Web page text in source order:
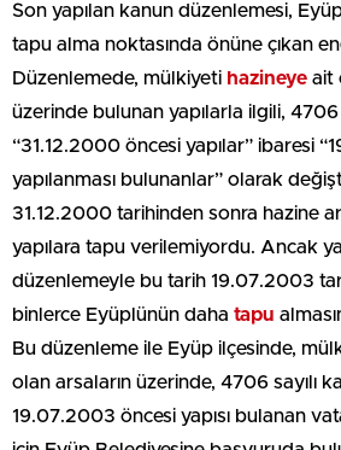
Son yapılan kanun düzenlemesi,
tapu alma noktasında önüne çıkan
Düzenlemede, mülkiyeti hazineye ait
üzerinde bulunan yapılarla ilgili, 4706
“31.12.2000 öncesi yapılar” ibaresi
yapılanması bulunanlar” olarak
31.12.2000 tarihinden sonra hazine
yapılara tapu verilemiyordu. Ancak
düzenlemeyle bu tarih 19.07.2003
binlerce Eyüplünün daha tapu
Bu düzenleme ile Eyüp ilçesinde,
olan arsaların üzerinde, 4706 sayılı
19.07.2003 öncesi yapısı bulanan